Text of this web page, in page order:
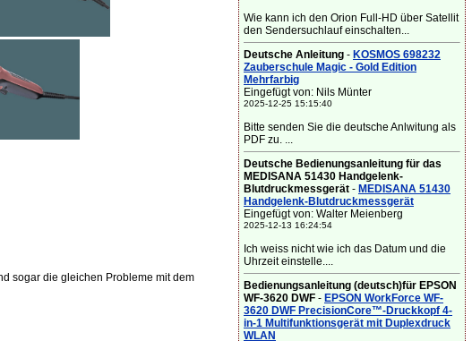
sogar die gleichen Probleme mit dem
Wie kann ich den Orion Full-HD über Satellit
den Sendersuchlauf einschalten...
Deutsche Anleitung - KOSMOS 698232
Zauberschule Magic - Gold Edition
Mehrfarbig
Eingefügt von: Nils Münter
2025-12-25 15:15:40
Bitte senden Sie die deutsche Anlwitung als
PDF zu. ...
Deutsche Bedienungsanleitung für das
MEDISANA 51430 Handgelenk-
Blutdruckmessgerät - MEDISANA 51430
Handgelenk-Blutdruckmessgerät
Eingefügt von: Walter Meienberg
2025-12-13 16:24:54
Ich weiss nicht wie ich das Datum und die
Uhrzeit einstelle....
Bedienungsanleitung (deutsch)für EPSON
WF-3620 DWF - EPSON WorkForce WF-
3620 DWF PrecisionCore™-Druckkopf 4-
in-1 Multifunktionsgerät mit Duplexdruck
WLAN